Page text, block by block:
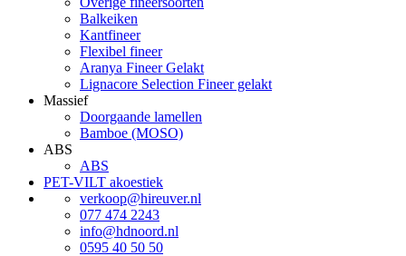
Balkeiken
Kantfineer
Flexibel fineer
Aranya Fineer Gelakt
Lignacore Selection Fineer gelakt
Massief
Doorgaande lamellen
Bamboe (MOSO)
ABS
ABS
PET-VILT akoestiek
verkoop@hireuver.nl
077 474 2243
info@hdnoord.nl
0595 40 50 50